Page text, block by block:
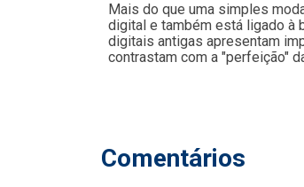
Mais do que uma simples
digital e também está ligado à
digitais antigas apresentam
contrastam com a "perfeição"
Comentários